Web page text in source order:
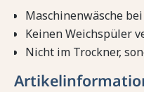
Maschinenwäsche
Keinen Weichspüler
Nicht im Trockner,